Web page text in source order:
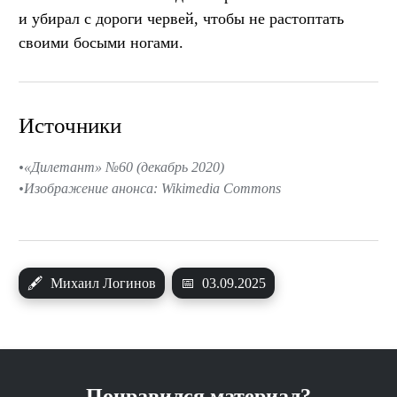
и убирал с дороги червей, чтобы не растоптать
своими босыми ногами.
🖋 Михаил Логинов 📅 03.09.2025
Источники
«Дилетант» №60 (декабрь 2020)
Изображение анонса: Wikimedia Commons